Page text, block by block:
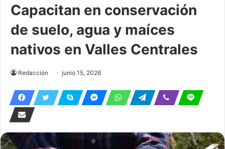
Capacitan en conservación
de suelo, agua y maíces
nativos en Valles Centrales
Redacción junio 15, 2026